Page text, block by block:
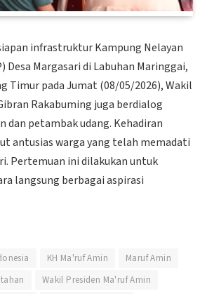
infrastruktur Kampung Nelayan
Desa Margasari di Labuhan Maringgai,
Timur pada Jumat (08/05/2026), Wakil
Rakabuming juga berdialog
dan petambak udang. Kehadiran
antusias warga yang telah memadati
Pertemuan ini dilakukan untuk
langsung berbagai aspirasi
KH Ma'ruf Amin
Maruf Amin
Wakil Presiden Ma'ruf Amin